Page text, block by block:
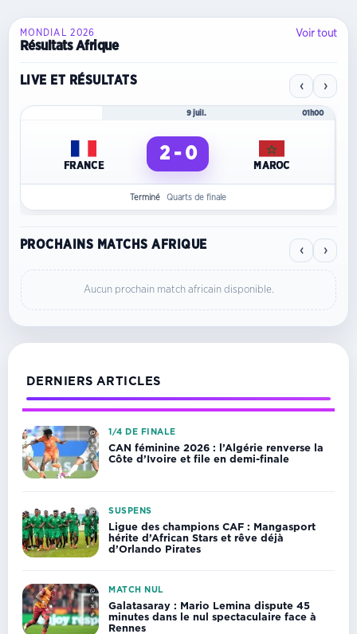
MONDIAL 2026
Résultats Afrique
Voir tout
LIVE ET RÉSULTATS ‹ ›
9 juil. 01h00
FRANCE
2 - 0
MAROC
Terminé Quarts de finale
PROCHAINS MATCHS AFRIQUE ‹ ›
Aucun prochain match africain disponible.
DERNIERS ARTICLES
1/4 DE FINALE
CAN féminine 2026 : l’Algérie renverse la
Côte d’Ivoire et file en demi-finale
SUSPENS
Ligue des champions CAF : Mangasport
hérite d’African Stars et rêve déjà
d’Orlando Pirates
MATCH NUL
Galatasaray : Mario Lemina dispute 45
minutes dans le nul spectaculaire face à
Rennes